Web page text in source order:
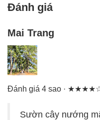
Đánh giá
Mai Trang
Đánh giá 4 sao ·
Sườn cây nướng